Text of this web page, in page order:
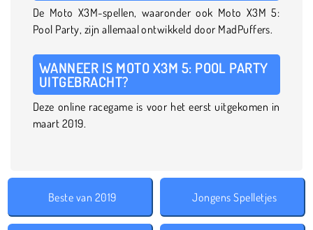
De Moto X3M-spellen, waaronder ook Moto X3M 5:
Pool Party, zijn allemaal ontwikkeld door MadPuffers.
WANNEER IS MOTO X3M 5: POOL PARTY
UITGEBRACHT?
Deze online racegame is voor het eerst uitgekomen in
maart 2019.
Beste van 2019 Jongens Spelletjes